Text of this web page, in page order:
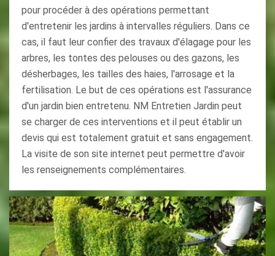
pour procéder à des opérations permettant
d'entretenir les jardins à intervalles réguliers. Dans ce
cas, il faut leur confier des travaux d'élagage pour les
arbres, les tontes des pelouses ou des gazons, les
désherbages, les tailles des haies, l'arrosage et la
fertilisation. Le but de ces opérations est l'assurance
d'un jardin bien entretenu. NM Entretien Jardin peut
se charger de ces interventions et il peut établir un
devis qui est totalement gratuit et sans engagement.
La visite de son site internet peut permettre d'avoir
les renseignements complémentaires.